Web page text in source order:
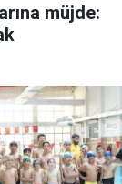
müjde: